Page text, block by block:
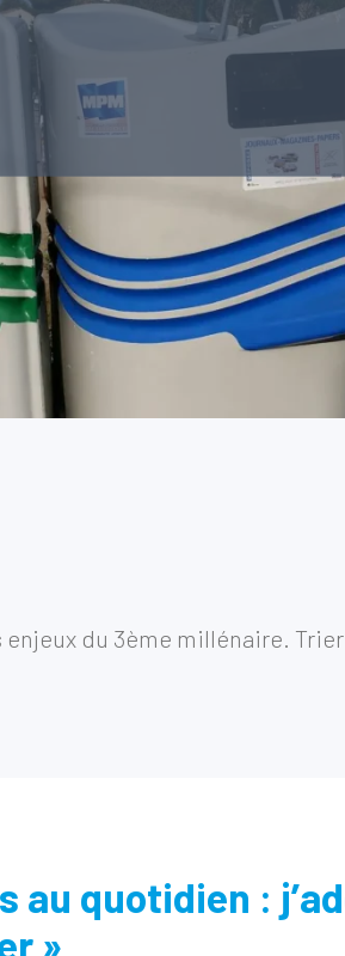
enjeux du 3ème millénaire.
au quotidien :
»